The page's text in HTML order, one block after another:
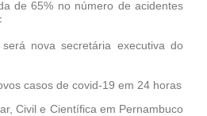
de 65% no número de acidentes
nova secretária executiva do
casos de covid-19 em 24 horas
Civil e Científica em Pernambuco